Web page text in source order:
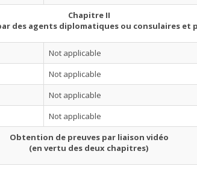
Chapitre II
des agents diplomatiques ou consulaires et
Not applicable
Not applicable
Not applicable
Not applicable
Obtention de preuves par liaison vidéo
(en vertu des deux chapitres)